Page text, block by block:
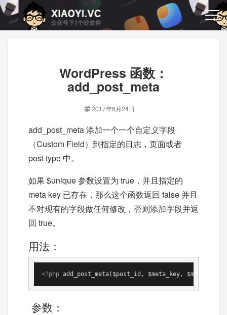
WordPress 函数：
add_post_meta
2017年6月24日
add_post_meta 添加一个一个自定义字段
（Custom Field）到指定的日志，页面或者
post type 中。
如果 $unique 参数设置为 true，并且指定的
meta key 已存在，那么这个函数返回 false 并且
不对现有的字段做任何修改，否则添加字段并返
回 true。
用法：
<?php add_post_meta($post_id, $meta_key,
参数：